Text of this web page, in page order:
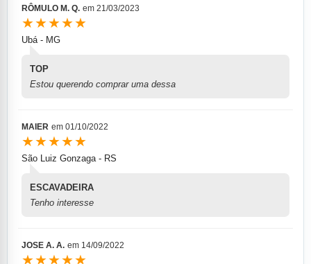
RÔMULO M. Q. em 21/03/2023
★★★★★
Ubá - MG
TOP
Estou querendo comprar uma dessa
MAIER em 01/10/2022
★★★★★
São Luiz Gonzaga - RS
ESCAVADEIRA
Tenho interesse
JOSE A. A. em 14/09/2022
★★★★★